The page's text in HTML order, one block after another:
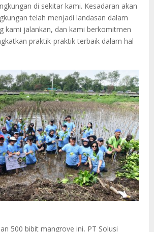
di sekitar kami. Kesadaran akan
telah menjadi landasan dalam
kami jalankan, dan kami berkomitmen
praktik-praktik terbaik dalam hal
500 bibit mangrove ini, PT Solusi